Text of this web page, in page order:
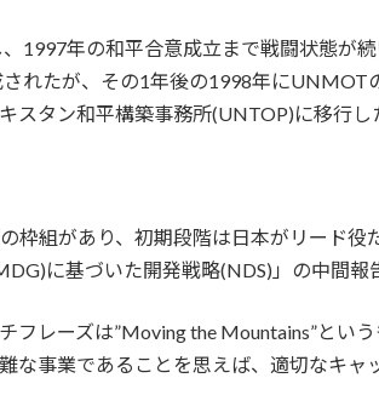
1997年の和平合意成立まで戦闘状態
れたが、その1年後の1998年に
タン和平構築事務所(UNTOP)に移行し
枠組があり、初期段階は日本がリード
に基づいた開発戦略(NDS)」の中間
フレーズは”Moving the Mountains”と
な事業であることを思えば、適切なキャ